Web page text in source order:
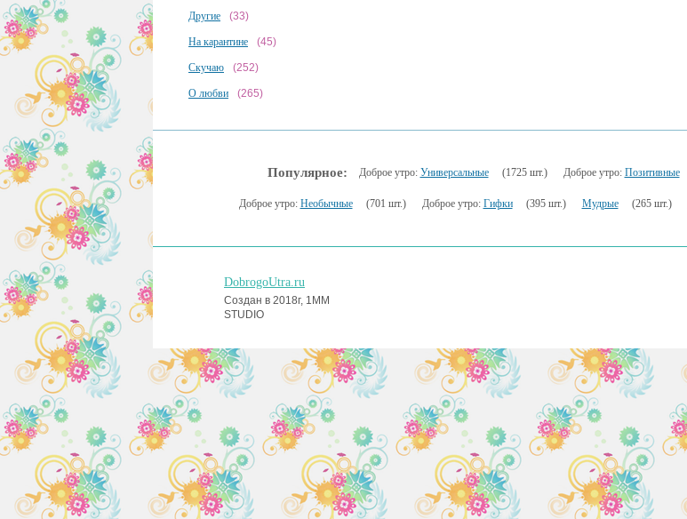
Другие (33)
На карантине (45)
Скучаю (252)
О любви (265)
Популярное: Доброе утро: Универсальные (1725 шт.) Доброе утро: Позитивные
Доброе утро: Необычные (701 шт.) Доброе утро: Гифки (395 шт.) Мудрые (265 шт.)
DobrogoUtra.ru
Создан в 2018г, 1MM
STUDIO